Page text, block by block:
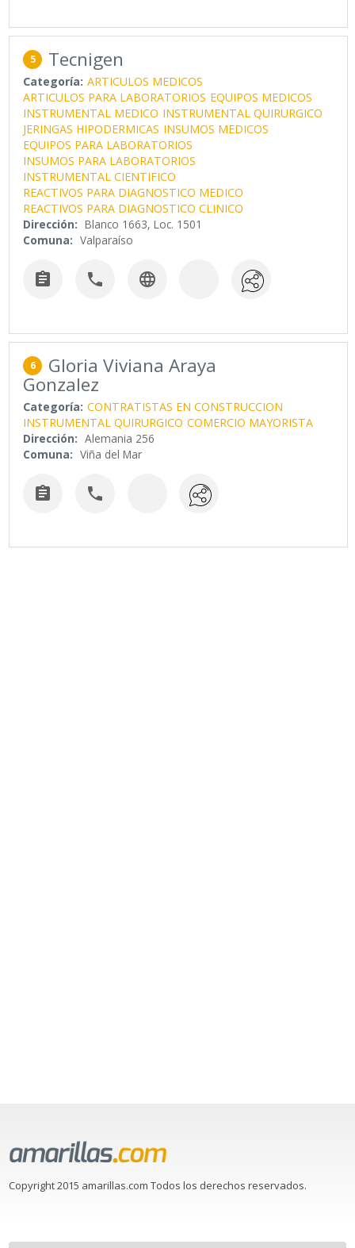
5 Tecnigen
Categoría: ARTICULOS MEDICOS
ARTICULOS PARA LABORATORIOS EQUIPOS MEDICOS
INSTRUMENTAL MEDICO INSTRUMENTAL QUIRURGICO
JERINGAS HIPODERMICAS INSUMOS MEDICOS
EQUIPOS PARA LABORATORIOS
INSUMOS PARA LABORATORIOS
INSTRUMENTAL CIENTIFICO
REACTIVOS PARA DIAGNOSTICO MEDICO
REACTIVOS PARA DIAGNOSTICO CLINICO
Dirección: Blanco 1663, Loc. 1501
Comuna: Valparaíso
  
6 Gloria Viviana Araya
Gonzalez
Categoría: CONTRATISTAS EN CONSTRUCCION
INSTRUMENTAL QUIRURGICO COMERCIO MAYORISTA
Dirección: Alemania 256
Comuna: Viña del Mar
 
Copyright 2015 amarillas.com Todos los derechos reservados.